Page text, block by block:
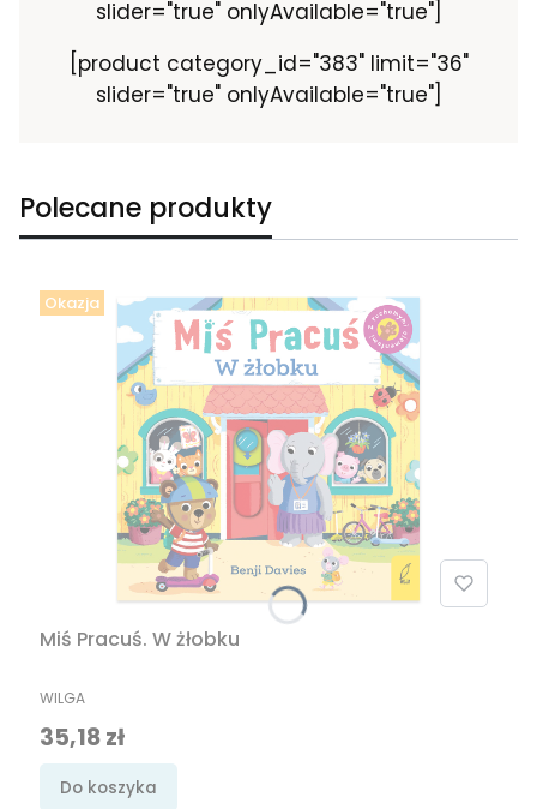
slider="true" onlyAvailable="true"]
[product category_id="383" limit="36"
slider="true" onlyAvailable="true"]
Polecane produkty
Okazja
Miś Pracuś. W żłobku
PRODUCENT
WILGA
Cena promocyjna
35,18 zł
Do koszyka